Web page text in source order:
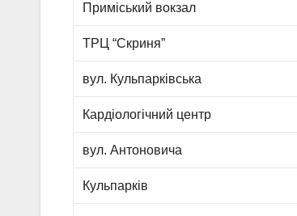
Приміський вокзал
ТРЦ “Скриня”
вул. Кульпарківська
Кардіологічний центр
вул. Антоновича
Кульпарків